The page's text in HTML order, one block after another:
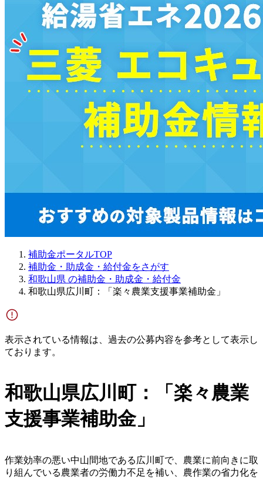
補助金ポータルTOP
補助金・助成金・給付金をさがす
和歌山県 の補助金・助成金・給付金
和歌山県広川町：「楽々農業支援事業補助金」
表示されている情報は、過去の公募内容を参考として表示し
ております。
和歌山県広川町：「楽々農業
支援事業補助金」
作業効率の悪い中山間地である広川町で、農業に前向きに取
り組んでいる農業者の労働力不足を補い、農作業の省力化を